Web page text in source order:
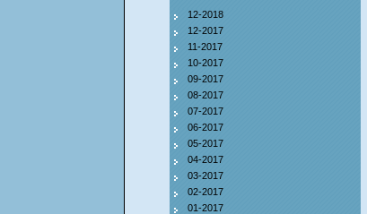
12-2018
12-2017
11-2017
10-2017
09-2017
08-2017
07-2017
06-2017
05-2017
04-2017
03-2017
02-2017
01-2017